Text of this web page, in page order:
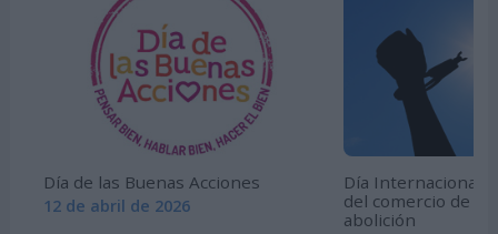
Día de las Buenas Acciones
12 de abril de 2026
Día Internacional
del comercio de
abolición